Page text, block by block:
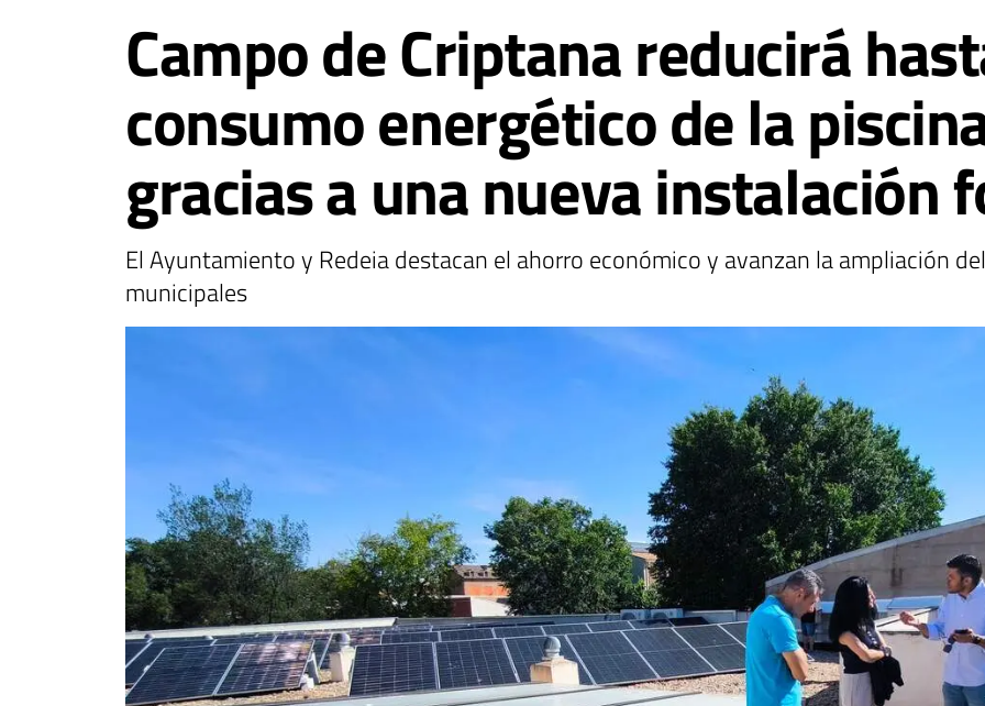
Campo de Criptana reducirá
consumo energético de la
gracias a una nueva instalación
El Ayuntamiento y Redeia destacan el ahorro económico y avanzan la ampliación
municipales